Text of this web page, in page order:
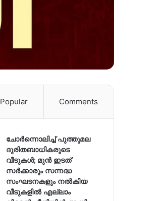
Popular Comments
ചോർന്നൊലിച്ച് പുത്തുമല
ദുരിതബാധികരുടെ
വീടുകൾ; മുൻ ഇടത്
സർക്കാരും സന്നദ്ധ
സംഘടനകളും നൽകിയ
വീടുകളിൽ എല്ലാം